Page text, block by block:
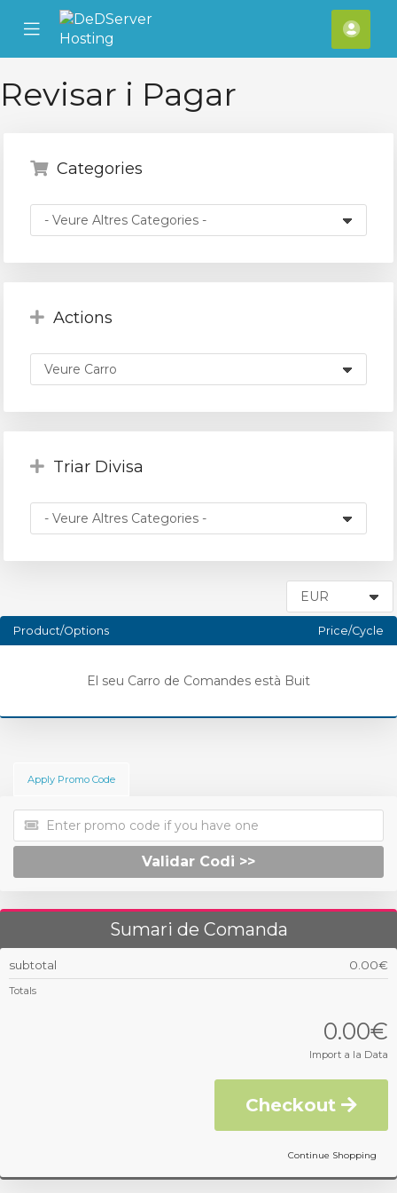
Mobile
Menu
Revisar i Pagar
Categories
Actions
Triar Divisa
Product/Options Price/Cycle
El seu Carro de Comandes està Buit
Apply Promo Code
Validar Codi >>
Sumari de Comanda
subtotal 0.00€
Totals
0.00€
Import a la Data
Checkout
Continue Shopping